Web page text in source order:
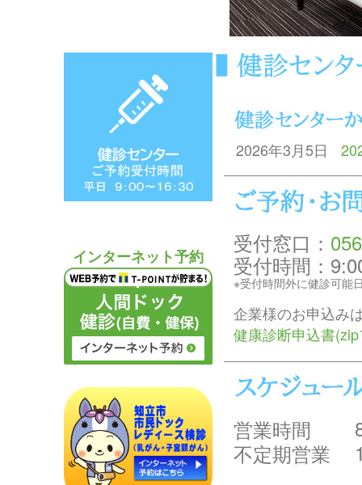
インターネット予約
2026年3月5日
受付窓口：
受付時間：
※受付時間外に健診可能
企業様のお申込み
健康診断申込書
営業時間
不定期営業